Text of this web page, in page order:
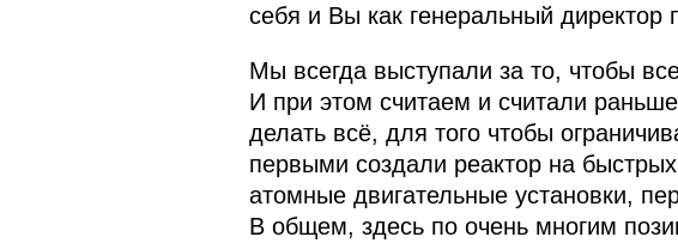
себя и Вы как генеральный
Мы всегда выступали за то, чтобы
И при этом считаем и считали
делать всё, для того чтобы
первыми создали реактор на
атомные двигательные установки,
В общем, здесь по очень многим